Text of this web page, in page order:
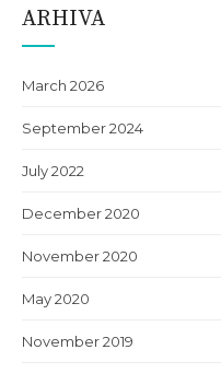
ARHIVA
March 2026
September 2024
July 2022
December 2020
November 2020
May 2020
November 2019